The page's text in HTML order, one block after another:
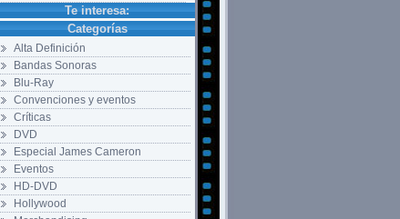
Te interesa:
Categorías
Alta Definición
Bandas Sonoras
Blu-Ray
Convenciones y eventos
Críticas
DVD
Especial James Cameron
Eventos
HD-DVD
Hollywood